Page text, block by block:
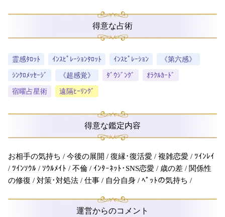
得意な占術
霊感ﾀﾛｯﾄ ｲﾝｽﾋﾟﾚｰｼｮﾝﾀﾛｯﾄ ｲﾝｽﾋﾟﾚｰｼｮﾝ
《第六感》
ｼﾝｸﾛﾒｯｾｰｼﾞ
《超感覚》 ﾀﾞｳｼﾞﾝｸﾞ
ｵﾗｸﾙｶｰﾄﾞ
宿曜占星術
遠隔ﾋｰﾘﾝｸﾞ
得意な鑑定内容
お相手の気持ち / 今後の展開 / 復縁･復活愛 / 複雑恋愛 / ﾂｲﾝﾚｲ
/ ﾂｲﾝｿｳﾙ / ｿｳﾙﾒｲﾄ / 不倫 / ｲﾝﾀｰﾈｯﾄ･SNS恋愛 / 歳の差 / 関係性
の修復 / 対策･対処法 / 仕事 / 自分自身 / ﾍﾟｯﾄの気持ち /
運営からのコメント